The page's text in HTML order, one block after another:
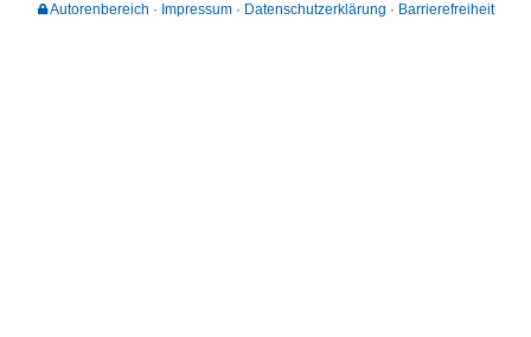
Autorenbereich Impressum Datenschutzerklärung Barrierefreiheit